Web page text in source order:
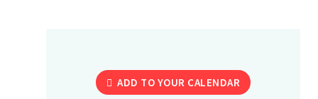
ADD TO YOUR CALENDAR